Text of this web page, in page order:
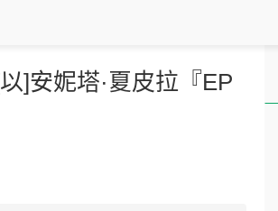
]安妮塔·夏皮拉『EP